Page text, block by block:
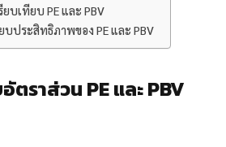
บเทียบ PE และ PBV
ประสิทธิภาพของ PE และ PBV
ราส่วน PE และ PBV